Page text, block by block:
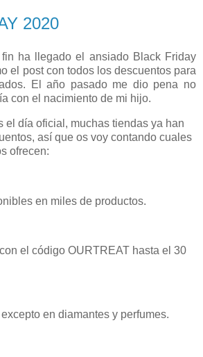
2020
ha llegado el ansiado Black Friday
el post con todos los descuentos para
El año pasado me dio pena no
con el nacimiento de mi hijo.
el día oficial, muchas tiendas ya han
así que os voy contando cuales
ofrecen:
en miles de productos.
el código OURTREAT hasta el 30
en diamantes y perfumes.